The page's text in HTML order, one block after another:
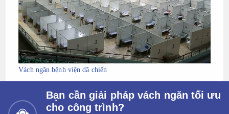
Vách ngăn bệnh viện dã chiến
Bạn cần giải pháp vách ngăn tối ưu
cho công trình?